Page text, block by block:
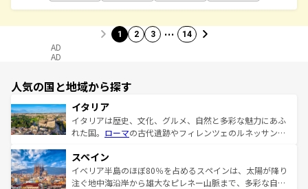
1 2 3 … 14
AD
AD
人気の国と地域から探す
イタリア
イタリアは歴史、文化、グルメ、自然と多彩な魅力にあふ
れた国。 ローマの古代遺跡やフィレンツェのルネッサンス
ろん、トスカーナの美しい田園風景やアマルフィ海岸の絶
景など、自然景観も見逃せない。観光の合間には、本場の
ピザやパスタなど、絶品のイタリア料理を堪能することも
スペイン
イベリア半島のほぼ80％を占めるスペインは、太陽が降り
注ぐ地中海沿岸から雄大なピレネー山脈まで、多彩な自然